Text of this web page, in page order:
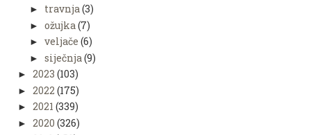
► travnja(3)
► ožujka (7)
► veljače (6)
► siječnja (9)
► 2023 (103)
► 2022 (175)
► 2021 (339)
► 2020 (326)